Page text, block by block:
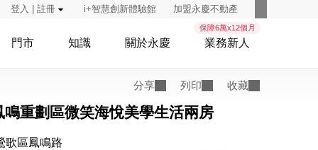
登入 | 註冊 i+智慧創新體驗館 加盟永慶不動產
門市 知識 關於永慶
保障6萬x12個月
業務新人
分享 列印 收藏
鳴重劃區微笑海悅美學生活兩房
歌區鳳鳴路